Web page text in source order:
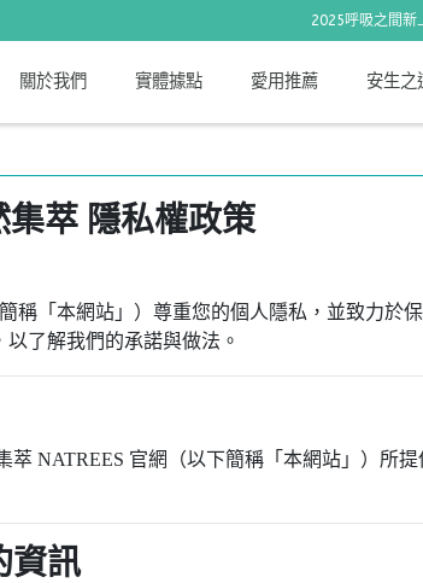
2025呼吸之間
關於我們 實體據點 愛用推薦 安生之
萃 隱私權政策
稱「本網站」）尊重您的個人隱私，並致力
了解我們的承諾與做法。
萃 NATREES 官網（以下簡稱「本網站」）所
資訊